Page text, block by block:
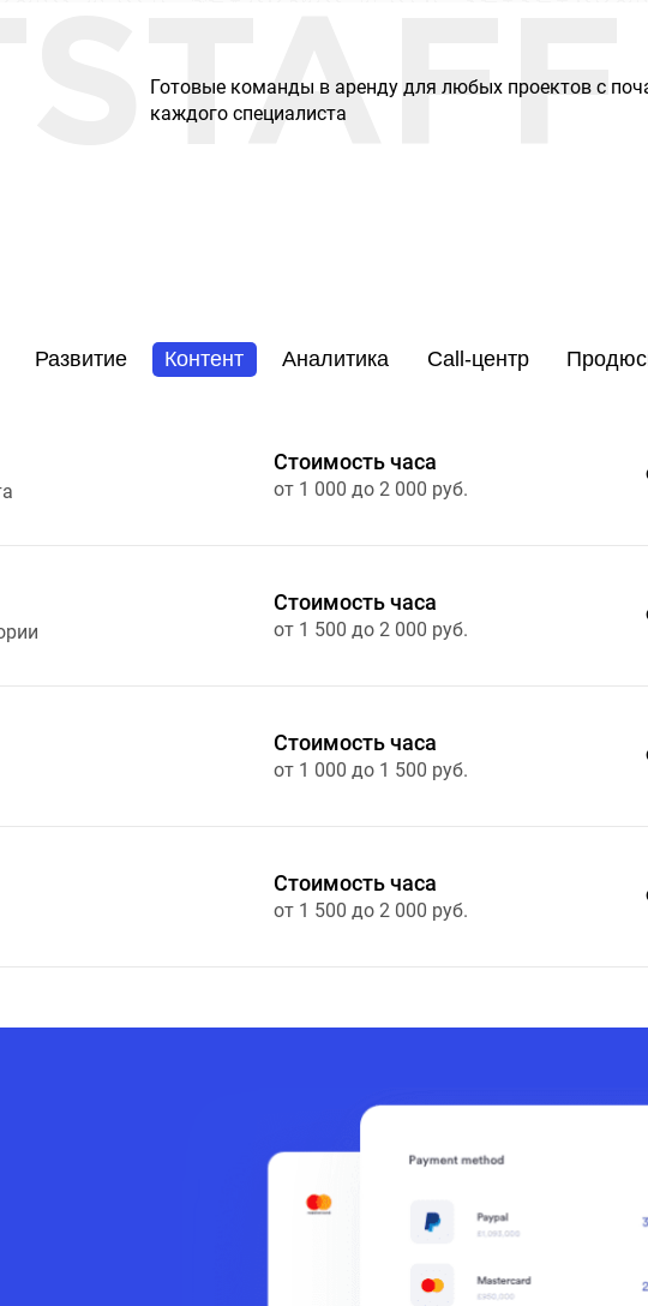
Готовые команды в аренду для любых проектов с
каждого специалиста
Развитие Контент Аналитика Call-центр
Стоимость часа
от 1 000 до 2 000 руб.
Стоимость часа
от 1 500 до 2 000 руб.
Стоимость часа
от 1 000 до 1 500 руб.
Стоимость часа
от 1 500 до 2 000 руб.